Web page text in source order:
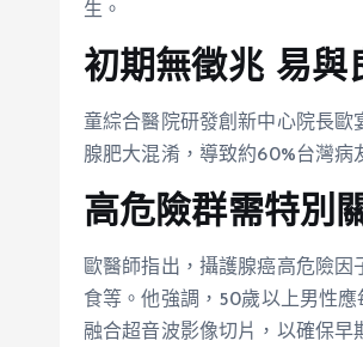
生。
初期無徵兆 易與
童綜合醫院研發創新中心院長
腺肥大混淆，導致約60%台灣病
高危險群需特別
歐醫師指出，攝護腺癌高危險
食等。他強調，50歲以上男性
融合超音波影像切片，以確保早